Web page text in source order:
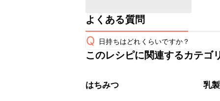
よくある質問
Q 日持ちはどれくらいですか？
保存期間は冷蔵で当日中が目安です
※日持ちは目安です。
このレシピに関連するカテゴ
はちみつ 乳